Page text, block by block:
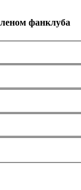
фанклуба